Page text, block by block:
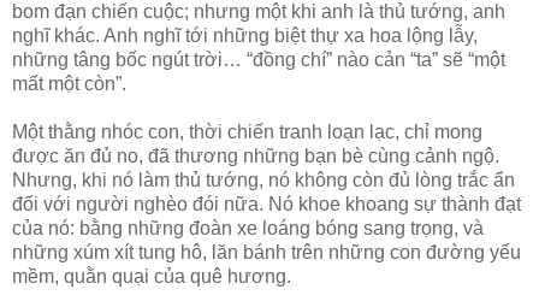
bom đạn chiến cuộc; nhưng một khi anh là thủ tướng, anh
nghĩ khác. Anh nghĩ tới những biệt thự xa hoa lộng lẫy,
những tâng bốc ngút trời… “đồng chí” nào cản “ta” sẽ “một
mất một còn”.
Một thằng nhóc con, thời chiến tranh loạn lạc, chỉ mong
được ăn đủ no, đã thương những bạn bè cùng cảnh ngộ.
Nhưng, khi nó làm thủ tướng, nó không còn đủ lòng trắc ẩn
đối với người nghèo đói nữa. Nó khoe khoang sự thành đạt
của nó: bằng những đoàn xe loáng bóng sang trọng, và
những xúm xít tung hô, lăn bánh trên những con đường yếu
mềm, quằn quại của quê hương.